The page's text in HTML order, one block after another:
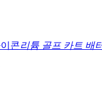
리튬 골프 카트 배